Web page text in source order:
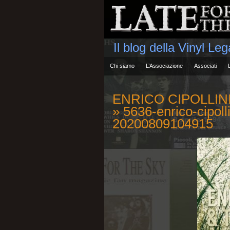
Il blog della Vinyl
Chi siamo L’Associazione Associati
ENRICO
» 5636-enrico-
20200809104915